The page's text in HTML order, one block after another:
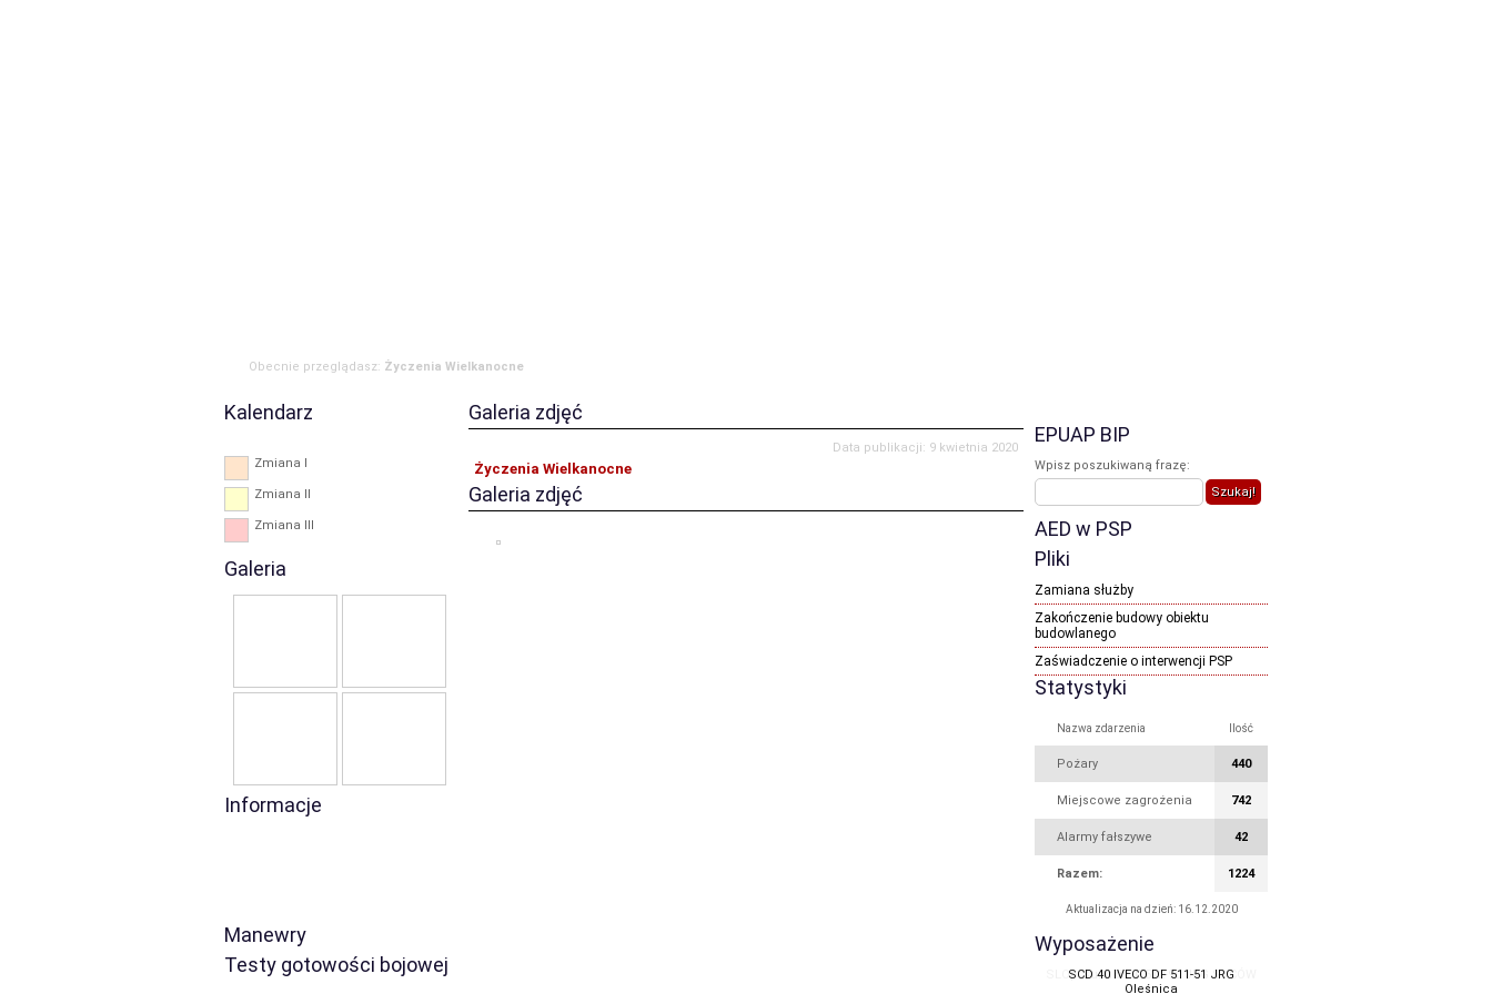
Obecnie przeglądasz: Życzenia Wielkanocne
Kalendarz
Zmiana I
Zmiana II
Zmiana III
Galeria
Informacje
Manewry
Testy gotowości bojowej
Galeria zdjęć
Data publikacji: 9 kwietnia 2020
Życzenia Wielkanocne
Galeria zdjęć
EPUAP BIP
Wpisz poszukiwaną frazę:
AED w PSP
Pliki
Zamiana służby
Zakończenie budowy obiektu
budowlanego
Zaświadczenie o interwencji PSP
Statystyki
Nazwa zdarzenia Ilość
Pożary 440
Miejscowe zagrożenia 742
Alarmy fałszywe 42
Razem: 1224
Aktualizacja na dzień: 16.12.2020
Wyposażenie
SCD 40 IVECO DF 511-51 JRG
Oleśnica